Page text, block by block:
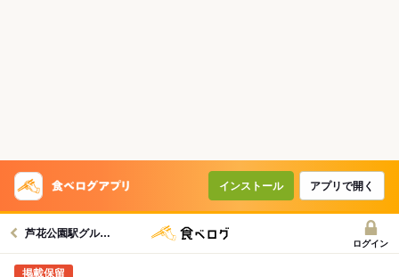
インストール アプリで開く
芦花公園駅グルメへ
ログイン